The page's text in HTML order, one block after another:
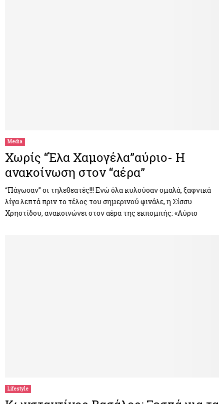
Media
Χωρίς “Έλα Χαμογέλα”αύριο- Η
ανακοίνωση στον “αέρα”
“Πάγωσαν” οι τηλεθεατές!!! Ενώ όλα κυλούσαν ομαλά, ξαφνικά
λίγα λεπτά πριν το τέλος του σημερινού φινάλε, η Σίσσυ
Χρηστίδου, ανακοινώνει στον αέρα της εκπομπής: «Αύριο
Lifestyle